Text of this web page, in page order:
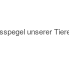
unserer